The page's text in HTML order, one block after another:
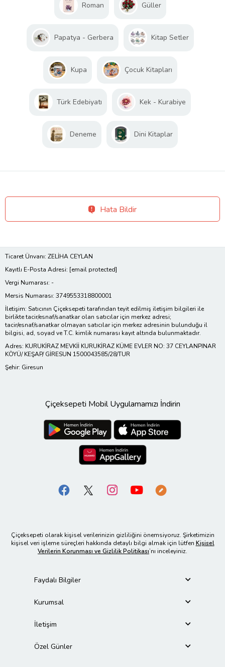
Roman Güller
Papatya - Gerbera Kitap Setler
Kupa Çocuk Kitapları
Türk Edebiyatı Kek - Kurabiye
Deneme Dini Kitaplar
Hata Bildir
Ticaret Ünvanı: ZELİHA CEYLAN
Kayıtlı E-Posta Adresi: [email protected]
Vergi Numarası: -
Mersis Numarası: 3749553318800001
İletişim: Satıcının Çiçeksepeti tarafından teyit edilmiş iletişim bilgileri ile
birlikte tacir/esnaf/sanatkar olan satıcılar için merkez adresi;
tacir/esnaf/sanatkar olmayan satıcılar için merkez adresinin bulunduğu il
bilgisi, ad, soyad ve T.C. kimlik numarası kayıt altında bulunmaktadır.
Adres: KURUKİRAZ MEVKİİ KURUKİRAZ KÜME EVLER NO: 37 CEYLANPINAR
KÖYÜ/ KEŞAP/ GİRESUN 1500043585/28/TUR
Şehir: Giresun
Çiçeksepeti Mobil Uygulamamızı İndirin
Çiçeksepeti olarak kişisel verilerinizin gizliliğini önemsiyoruz. Şirketimizin
kişisel veri işleme süreçleri hakkında detaylı bilgi almak için lütfen Kişisel
Verilerin Korunması ve Gizlilik Politikası’nı inceleyiniz.
Faydalı Bilgiler
Kurumsal
İletişim
Özel Günler